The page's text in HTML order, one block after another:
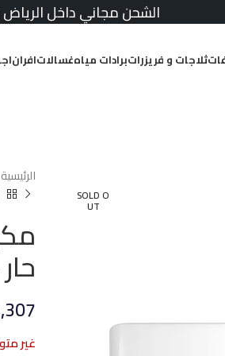
الشحن مجاني داخل
ثلاجات و فريزراتبرادات مياهغسالاتافران
SOLD O
UT
الرئيسية
غير